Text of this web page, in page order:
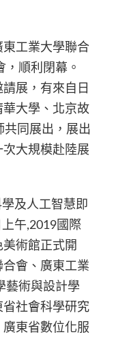
東工業大學聯合
順利閉幕。
展，有來自日
大學、北京故
共同展出，展出
大規模赴陸展
及人工智慧即
午,2019國際
術館正式開
會、廣東工業
藝術與設計學
省社會科學研究
東省數位化服